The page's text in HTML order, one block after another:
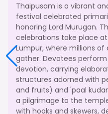
Thaipusam is a vibrant
festival celebrated
honoring Lord Murugan.
celebrations take place
Lumpur, where millions
gather. Devotees
devotion, carrying
structures adorned with
and fruits) and 'paal
a pilgrimage to the
with hooks and skewers,